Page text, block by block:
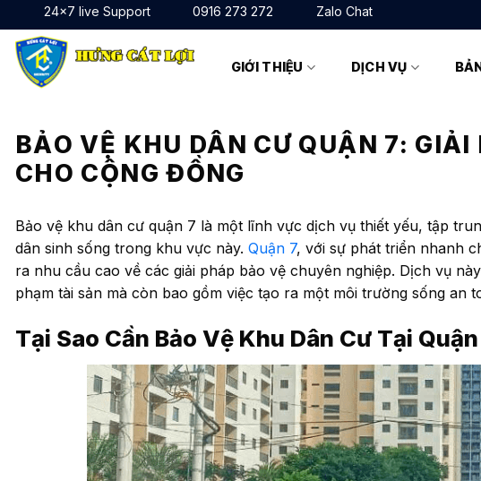
qua
nội
dung
24x7 live Support 0916 273 272 Zalo Chat
GIỚI THIỆU DỊCH VỤ
BẢO VỆ KHU DÂN CƯ QUẬN 7:
CHO CỘNG ĐỒNG
Bảo vệ khu dân cư quận 7 là một lĩnh vực dịch vụ thiết yếu, tập
dân sinh sống trong khu vực này. Quận 7, với sự phát triển nhanh
ra nhu cầu cao về các giải pháp bảo vệ chuyên nghiệp. Dịch vụ
phạm tài sản mà còn bao gồm việc tạo ra một môi trường sống an
Tại Sao Cần Bảo Vệ Khu Dân Cư Tại